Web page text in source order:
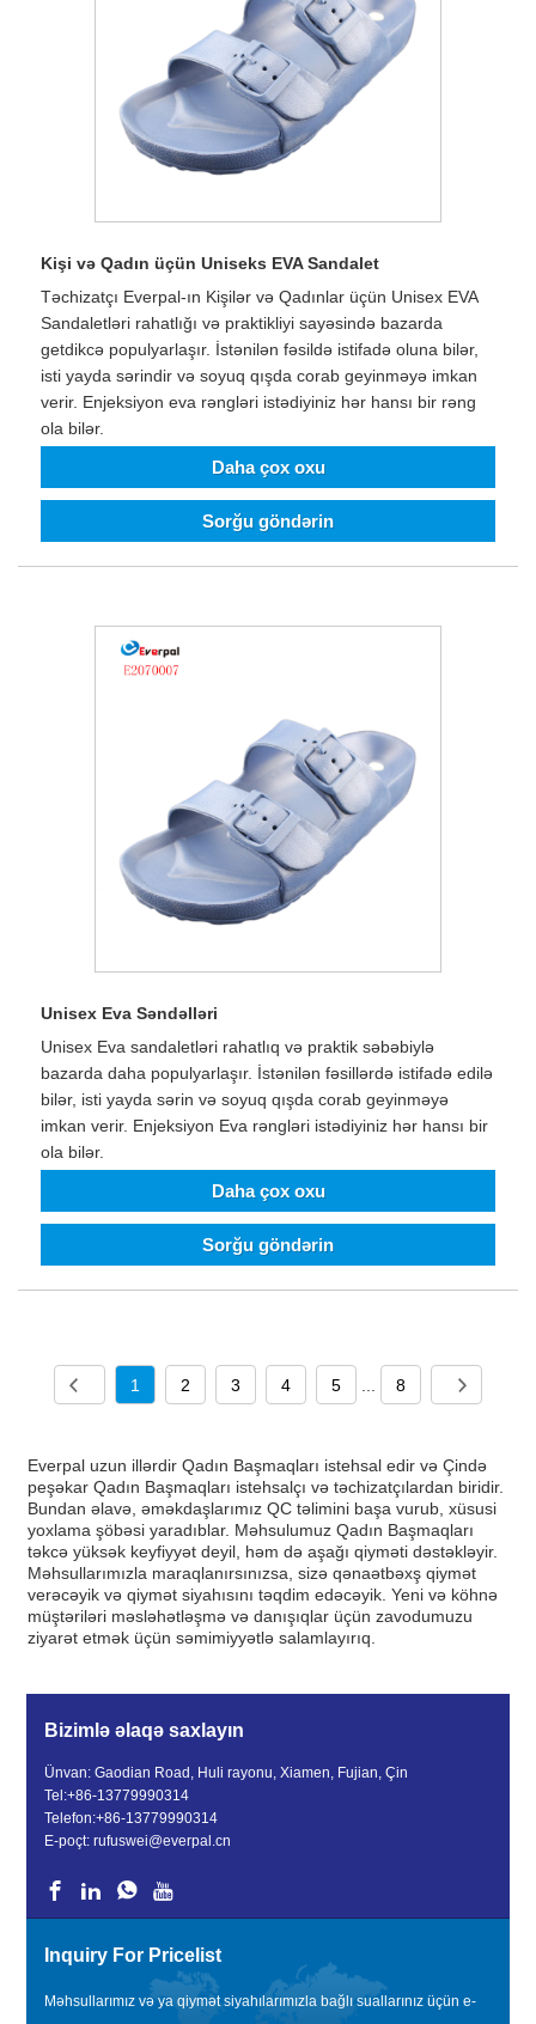
Kişi və Qadın üçün Uniseks EVA Sandalet
Təchizatçı Everpal-ın Kişilər və Qadınlar üçün Unisex EVA
Sandaletləri rahatlığı və praktikliyi sayəsində bazarda
getdikcə populyarlaşır. İstənilən fəsildə istifadə oluna bilər,
isti yayda sərindir və soyuq qışda corab geyinməyə imkan
verir. Enjeksiyon eva rəngləri istədiyiniz hər hansı bir rəng
ola bilər.
Daha çox oxu
Sorğu göndərin
Unisex Eva Səndəlləri
Unisex Eva sandaletləri rahatlıq və praktik səbəbiylə
bazarda daha populyarlaşır. İstənilən fəsillərdə istifadə edilə
bilər, isti yayda sərin və soyuq qışda corab geyinməyə
imkan verir. Enjeksiyon Eva rəngləri istədiyiniz hər hansı bir
ola bilər.
Daha çox oxu
Sorğu göndərin
1 2 3 4 5 8
Everpal uzun illərdir Qadın Başmaqları istehsal edir və Çində
peşəkar Qadın Başmaqları istehsalçı və təchizatçılardan biridir.
Bundan əlavə, əməkdaşlarımız QC təlimini başa vurub, xüsusi
yoxlama şöbəsi yaradıblar. Məhsulumuz Qadın Başmaqları
təkcə yüksək keyfiyyət deyil, həm də aşağı qiyməti dəstəkləyir.
Məhsullarımızla maraqlanırsınızsa, sizə qənaətbəxş qiymət
verəcəyik və qiymət siyahısını təqdim edəcəyik. Yeni və köhnə
müştəriləri məsləhətləşmə və danışıqlar üçün zavodumuzu
ziyarət etmək üçün səmimiyyətlə salamlayırıq.
Bizimlə əlaqə saxlayın
Ünvan: Gaodian Road, Huli rayonu, Xiamen, Fujian, Çin
Tel:+86-13779990314
Telefon:+86-13779990314
E-poçt:rufuswei@everpal.cn
Inquiry For Pricelist
Məhsullarımız və ya qiymət siyahılarımızla bağlı suallarınız üçün e-